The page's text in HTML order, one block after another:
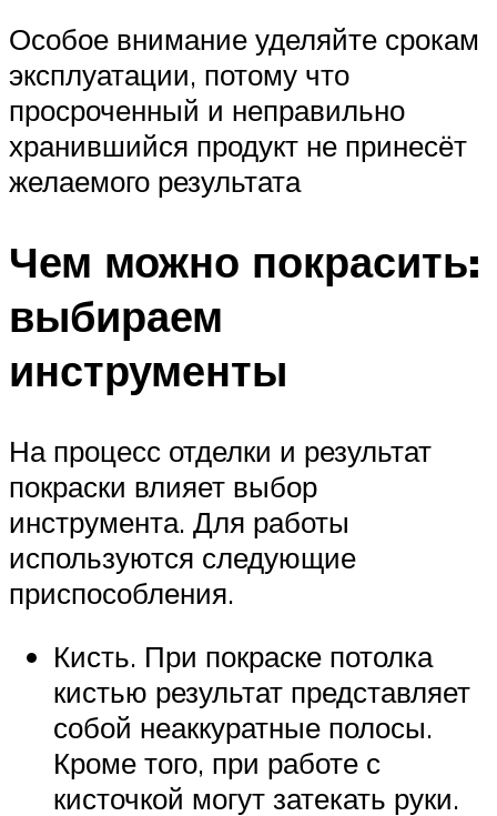
Особое внимание уделяйте срокам
эксплуатации, потому что
просроченный и неправильно
хранившийся продукт не принесёт
желаемого результата
Чем можно покрасить:
выбираем
инструменты
На процесс отделки и результат
покраски влияет выбор
инструмента. Для работы
используются следующие
приспособления.
Кисть. При покраске потолка
кистью результат представляет
собой неаккуратные полосы.
Кроме того, при работе с
кисточкой могут затекать руки.